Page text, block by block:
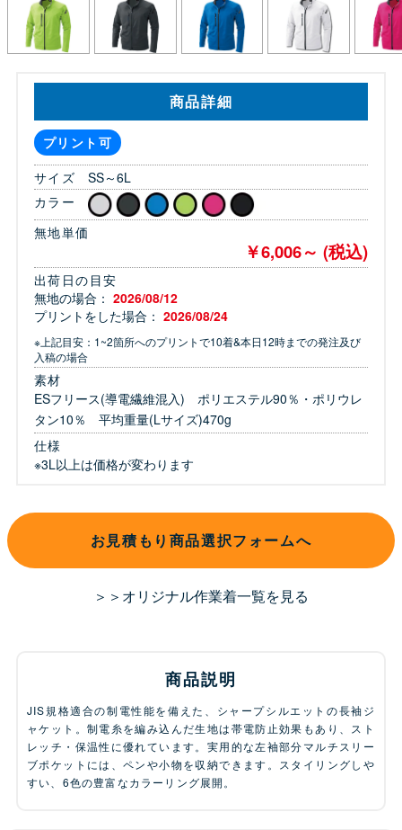
商品詳細
プリント可
サイズ
SS～6L
カラー
無地単価
￥6,006～ (税込)
出荷日の目安
無地の場合： 2026/08/12
プリントをした場合： 2026/08/24
※上記目安：1~2箇所へのプリントで10着&本日12時までの発注及び
入稿の場合
素材
ESフリース(導電繊維混入) ポリエステル90％・ポリウレ
タン10％ 平均重量(Lサイズ)470g
仕様
※3L以上は価格が変わります
お見積もり商品選択フォームへ
＞＞オリジナル作業着一覧を見る
商品説明
JIS規格適合の制電性能を備えた、シャープシルエットの長袖ジ
ャケット。制電糸を編み込んだ生地は帯電防止効果もあり、スト
レッチ・保温性に優れています。実用的な左袖部分マルチスリー
ブポケットには、ペンや小物を収納できます。スタイリングしや
すい、6色の豊富なカラーリング展開。